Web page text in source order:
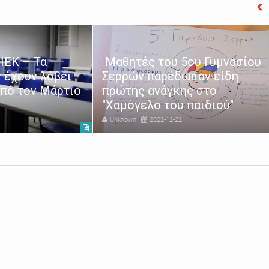
– Τα
λάβει
τον Μάρτιο
Μαθητές του 5ου Γυμνασίου
Σερρών παρέδωσαν είδη
πρώτης ανάγκης στο
"Χαμόγελο του παιδιού"
Unknown 2022-12-22